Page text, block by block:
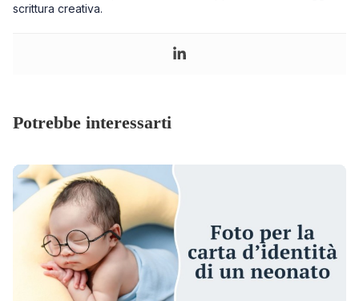
scrittura creativa.
Potrebbe interessarti